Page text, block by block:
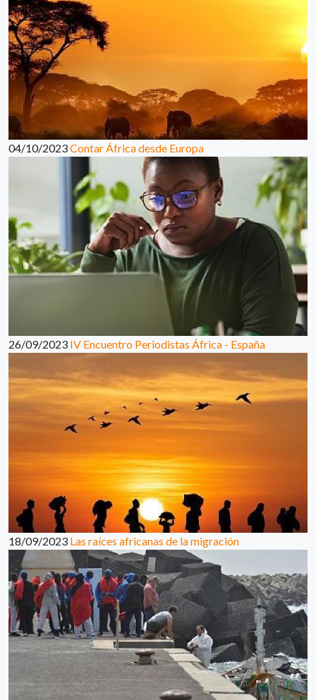
04/10/2023Contar África desde Europa
26/09/2023 IV Encuentro Periodistas África - España
18/09/2023 Las raíces africanas de la migración